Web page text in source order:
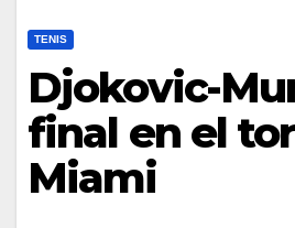
TENIS
Djokovic-
final en el
Miami